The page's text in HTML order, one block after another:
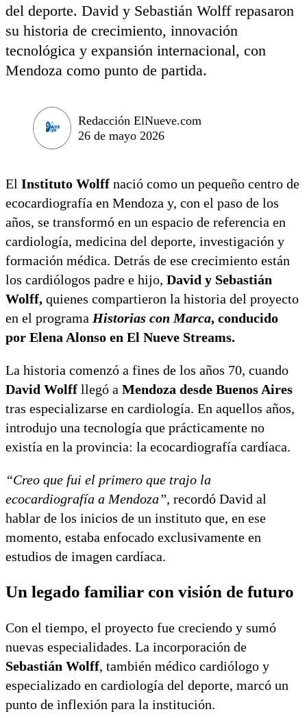
del deporte. David y Sebastián Wolff repasaron
su historia de crecimiento, innovación
tecnológica y expansión internacional, con
Mendoza como punto de partida.
Redacción ElNueve.com
26 de mayo 2026
El Instituto Wolff nació como un pequeño centro de
ecocardiografía en Mendoza y, con el paso de los
años, se transformó en un espacio de referencia en
cardiología, medicina del deporte, investigación y
formación médica. Detrás de ese crecimiento están
los cardiólogos padre e hijo, David y Sebastián
Wolff, quienes compartieron la historia del proyecto
en el programa Historias con Marca, conducido
por Elena Alonso en El Nueve Streams.
La historia comenzó a fines de los años 70, cuando
David Wolff llegó a Mendoza desde Buenos Aires
tras especializarse en cardiología. En aquellos años,
introdujo una tecnología que prácticamente no
existía en la provincia: la ecocardiografía cardíaca.
“Creo que fui el primero que trajo la
ecocardiografía a Mendoza”, recordó David al
hablar de los inicios de un instituto que, en ese
momento, estaba enfocado exclusivamente en
estudios de imagen cardíaca.
Un legado familiar con visión de futuro
Con el tiempo, el proyecto fue creciendo y sumó
nuevas especialidades. La incorporación de
Sebastián Wolff, también médico cardiólogo y
especializado en cardiología del deporte, marcó un
punto de inflexión para la institución.